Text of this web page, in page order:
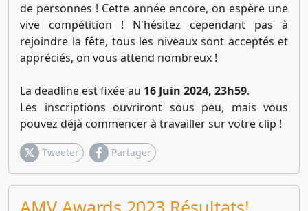
de personnes ! Cette année encore, on espère une
vive compétition ! N'hésitez cependant pas à
rejoindre la fête, tous les niveaux sont acceptés et
appréciés, on vous attend nombreux !
La deadline est fixée au 16 Juin 2024, 23h59.
Les inscriptions ouvriront sous peu, mais vous
pouvez déjà commencer à travailler sur votre clip !
Tweeter Partager